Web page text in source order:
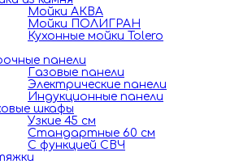
Мойки АКВА
Мойки ПОЛИГРАН
Кухонные мойки Tolero
панели
Газовые панели
Электрические панели
Индукционные панели
шкафы
Узкие 45 см
Стандартные 60 см
С функцией СВЧ